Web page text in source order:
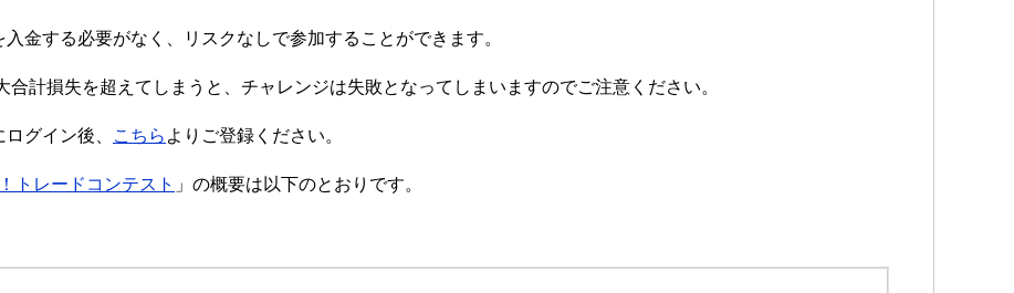
金する必要がなく、リスクなしで参加することができます。
計損失を超えてしまうと、チャレンジは失敗となってしまいますのでご注意ください。
グイン後、 こちら よりご登録ください。
トレードコンテスト 」の概要は以下のとおりです。